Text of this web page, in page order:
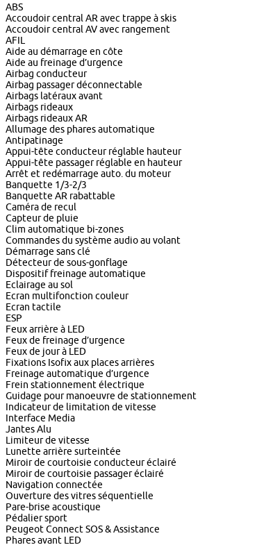
ABS
Accoudoir central AR avec trappe à skis
Accoudoir central AV avec rangement
AFIL
Aide au démarrage en côte
Aide au freinage d’urgence
Airbag conducteur
Airbag passager déconnectable
Airbags latéraux avant
Airbags rideaux
Airbags rideaux AR
Allumage des phares automatique
Antipatinage
Appui-tête conducteur réglable hauteur
Appui-tête passager réglable en hauteur
Arrêt et redémarrage auto. du moteur
Banquette 1/3-2/3
Banquette AR rabattable
Caméra de recul
Capteur de pluie
Clim automatique bi-zones
Commandes du système audio au volant
Démarrage sans clé
Détecteur de sous-gonflage
Dispositif freinage automatique
Eclairage au sol
Ecran multifonction couleur
Ecran tactile
ESP
Feux arrière à LED
Feux de freinage d’urgence
Feux de jour à LED
Fixations Isofix aux places arrières
Freinage automatique d’urgence
Frein stationnement électrique
Guidage pour manoeuvre de stationnement
Indicateur de limitation de vitesse
Interface Media
Jantes Alu
Limiteur de vitesse
Lunette arrière surteintée
Miroir de courtoisie conducteur éclairé
Miroir de courtoisie passager éclairé
Navigation connectée
Ouverture des vitres séquentielle
Pare-brise acoustique
Pédalier sport
Peugeot Connect SOS & Assistance
Phares avant LED